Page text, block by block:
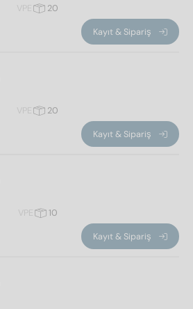
VPE
20
Kayıt & Sipariş
VPE
20
Kayıt & Sipariş
VPE
10
Kayıt & Sipariş